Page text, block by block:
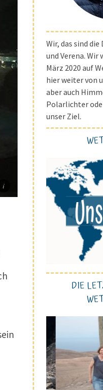
Wir, das sind
und Verena. Wir
März 2020 auf
hier weiter von
aber auch
Polarlichter
unser Ziel.
DIE